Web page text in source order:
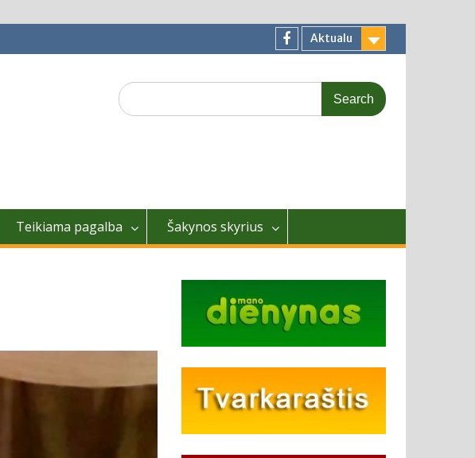
Aktualu
Facebook
Search
for:
Teikiama pagalba Šakynos skyrius